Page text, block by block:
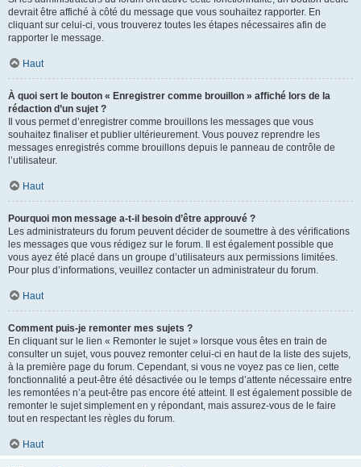
devrait être affiché à côté du message que vous souhaitez rapporter. En
cliquant sur celui-ci, vous trouverez toutes les étapes nécessaires afin de
rapporter le message.
Haut
À quoi sert le bouton « Enregistrer comme brouillon » affiché lors de la
rédaction d’un sujet ?
Il vous permet d’enregistrer comme brouillons les messages que vous
souhaitez finaliser et publier ultérieurement. Vous pouvez reprendre les
messages enregistrés comme brouillons depuis le panneau de contrôle de
l’utilisateur.
Haut
Pourquoi mon message a-t-il besoin d’être approuvé ?
Les administrateurs du forum peuvent décider de soumettre à des vérifications
les messages que vous rédigez sur le forum. Il est également possible que
vous ayez été placé dans un groupe d’utilisateurs aux permissions limitées.
Pour plus d’informations, veuillez contacter un administrateur du forum.
Haut
Comment puis-je remonter mes sujets ?
En cliquant sur le lien « Remonter le sujet » lorsque vous êtes en train de
consulter un sujet, vous pouvez remonter celui-ci en haut de la liste des sujets,
à la première page du forum. Cependant, si vous ne voyez pas ce lien, cette
fonctionnalité a peut-être été désactivée ou le temps d’attente nécessaire entre
les remontées n’a peut-être pas encore été atteint. Il est également possible de
remonter le sujet simplement en y répondant, mais assurez-vous de le faire
tout en respectant les règles du forum.
Haut